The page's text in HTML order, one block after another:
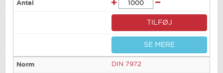
TILFØJ
SE MERE
DIN 7972